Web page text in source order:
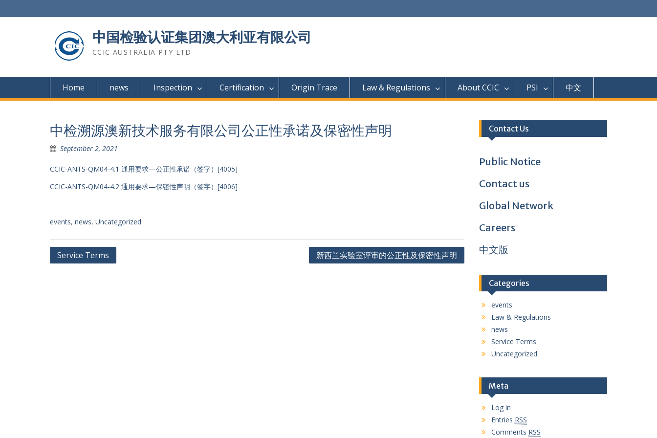
to
中国检验认证集团澳大利亚有限公司
CCIC AUSTRALIA PTY LTD
Home news Inspection Certification Origin Trace Law & Regulations About CCIC PSI 中文
中检溯源澳新技术服务有限公司公正性承诺及保密性声明
September 2, 2021
CCIC-ANTS-QM04-4.1 通用要求—公正性承诺（签字）[4005]
CCIC-ANTS-QM04-4.2 通用要求—保密性声明（签字）[4006]
events, news, Uncategorized
Post
Service Terms 新西兰实验室评审的公正性及保密性声明
Contact Us
Public Notice
Contact us
Global Network
Careers
中文版
Categories
events
Law & Regulations
news
Service Terms
Uncategorized
Meta
Log in
Entries RSS
Comments RSS